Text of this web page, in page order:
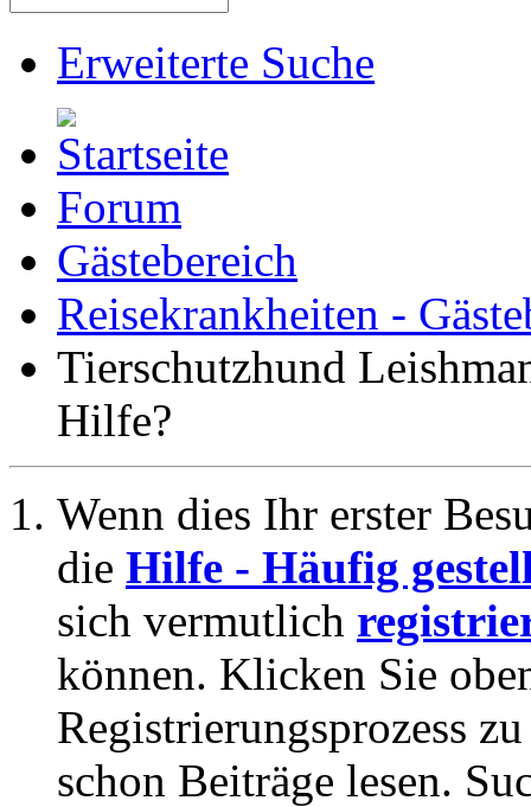
Erweiterte Suche
Forum
Gästebereich
Reisekrankheiten -
Tierschutzhund
Hilfe?
Wenn dies Ihr erster
die Hilfe - Häufig
sich vermutlich
können. Klicken Sie
Registrierungsprozess
schon Beiträge lesen.